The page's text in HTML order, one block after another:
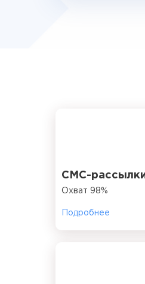
СМС-
Охват 98%
Подробнее